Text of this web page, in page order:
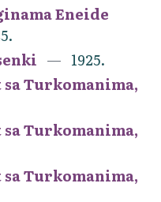
Eneide
1925.
sa Turkomanima,
sa Turkomanima,
sa Turkomanima,